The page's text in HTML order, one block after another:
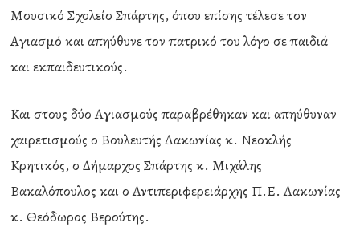
Μουσικό Σχολείο Σπάρτης, όπου επίσης τέλεσε τον
Αγιασμό και απηύθυνε τον πατρικό του λόγο σε παιδιά
και εκπαιδευτικούς.
Και στους δύο Αγιασμούς παραβρέθηκαν και απηύθυναν
χαιρετισμούς ο Βουλευτής Λακωνίας κ. Νεοκλής
Κρητικός, ο Δήμαρχος Σπάρτης κ. Μιχάλης
Βακαλόπουλος και ο Αντιπεριφερειάρχης Π.Ε. Λακωνίας
κ. Θεόδωρος Βερούτης.